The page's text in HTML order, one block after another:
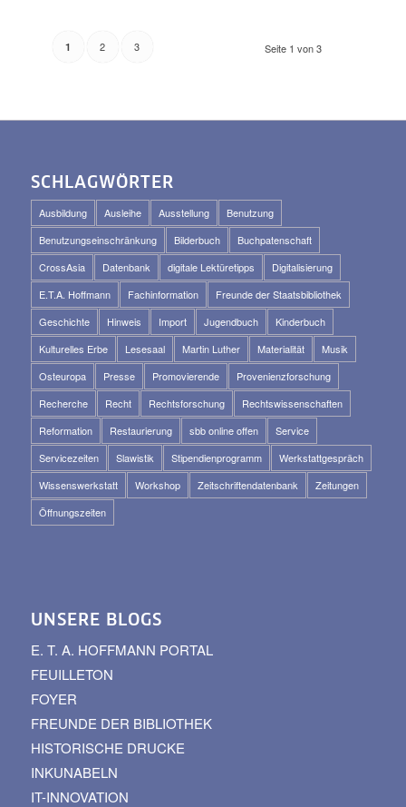
Seite 1 von 3
1 2 3
SCHLAGWÖRTER
Ausbildung Ausleihe Ausstellung
Benutzung
Benutzungseinschränkung
Bilderbuch
Buchpatenschaft
CrossAsia
Datenbank digitale Lektüretipps
Digitalisierung
E.T.A. Hoffmann
Fachinformation
Freunde der Staatsbibliothek
Geschichte
Hinweis Import Jugendbuch
Kinderbuch
Kulturelles Erbe
Lesesaal Martin Luther Materialität
Musik
Osteuropa
Presse Promovierende
Provenienzforschung
Recherche
Recht Rechtsforschung
Rechtswissenschaften
Reformation
Restaurierung sbb online offen
Service
Servicezeiten
Slawistik Stipendienprogramm
Werkstattgespräch
Wissenswerkstatt
Workshop Zeitschriftendatenbank
Zeitungen
Öffnungszeiten
UNSERE BLOGS
E. T. A. HOFFMANN PORTAL
FEUILLETON
FOYER
FREUNDE DER BIBLIOTHEK
HISTORISCHE DRUCKE
INKUNABELN
IT-INNOVATION